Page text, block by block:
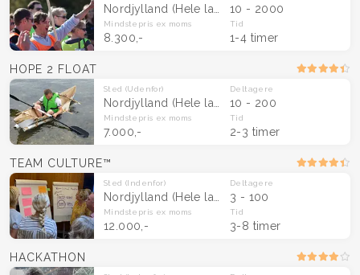
Nordjylland (Hele landet) 10 - 2000
Mindstepris ex moms
8.300,-
Tid
1-4 timer
HOPE 2 FLOAT
Sted (Udenfor)
Nordjylland (Hele landet)
Deltagere
10 - 200
Mindstepris ex moms
7.000,-
Tid
2-3 timer
TEAM CULTURE™
Sted (Indenfor)
Nordjylland (Hele landet)
Deltagere
3 - 100
Mindstepris ex moms
12.000,-
Tid
3-8 timer
HACKATHON